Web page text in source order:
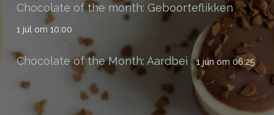
Chocolate of the month: Geboorteflikken
1 jul om 10:00
Chocolate of the Month: Aardbei 1 jun om 06:25